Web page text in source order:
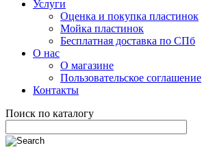
Услуги
Оценка и покупка пластинок
Мойка пластинок
Бесплатная доставка по СПб
О нас
О магазине
Пользовательское соглашение
Контакты
Поиск по каталогу